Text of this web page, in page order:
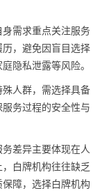
需求重点关注服务
，避免因盲目选择
隐私泄露等风险。
人群，需选择具备
务过程的安全性与
差异主要体现在人
白牌机构往往缺乏
障，选择白牌机构